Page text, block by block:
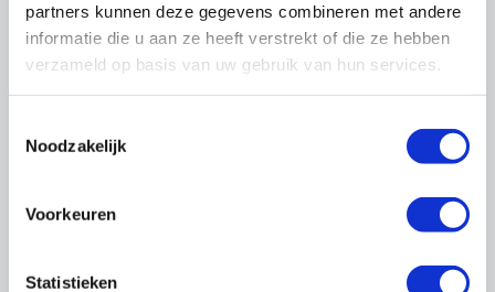
partners kunnen deze gegevens combineren met andere
informatie die u aan ze heeft verstrekt of die ze hebben
verzameld op basis van uw gebruik van hun services.
Noodzakelijk
Voorkeuren
Statistieken
Cao's
Arbo & Milieu